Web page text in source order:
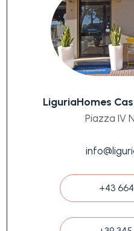
LiguriaHomes
Piazza IV
+43